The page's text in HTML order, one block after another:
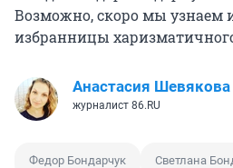
Возможно, скоро мы узнаем
избранницы
Анастасия Шевякова
журналист 86.RU
Федор Бондарчук Светлана